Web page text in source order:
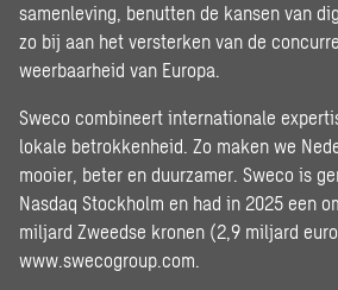
samenleving, benutten de kansen van
zo bij aan het versterken van de
weerbaarheid van Europa.
Sweco combineert internationale
lokale betrokkenheid. Zo maken we
mooier, beter en duurzamer. Sweco is
Nasdaq Stockholm en had in 2025 een
miljard Zweedse kronen (2,9 miljard
www.swecogroup.com